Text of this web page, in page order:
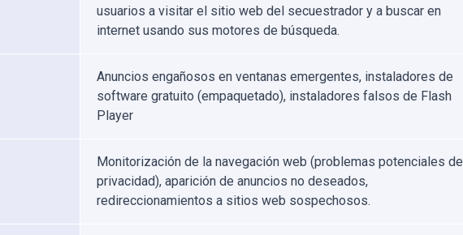
usuarios a visitar el sitio web del secuestrador y a buscar en
internet usando sus motores de búsqueda.
Anuncios engañosos en ventanas emergentes, instaladores de
software gratuito (empaquetado), instaladores falsos de Flash
Player
Monitorización de la navegación web (problemas potenciales de
privacidad), aparición de anuncios no deseados,
redireccionamientos a sitios web sospechosos.